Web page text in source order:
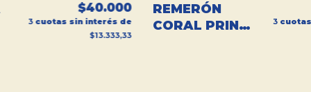
$40.000
3 cuotas sin interés de
$13.333,33
REMERÓN
CORAL PRINT
3